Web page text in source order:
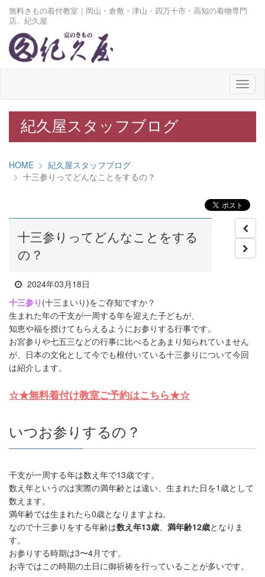
無料きもの着付教室｜岡山・倉敷・津山・四万十市・高知の着物専門
店、紀久屋
メ
ニ
ュ
紀久屋スタッフブログ
HOME
紀久屋スタッフブログ
十三参りってどんなことをするの？
十三参りってどんなことをする
の？
2024年03月18日
十三参り (十三まいり)をご存知ですか？
生まれた年の干支が一周する年を迎えた子どもが、
知恵や福を授けてもらえるようにお参りする行事です。
お宮参りや七五三などの行事に比べるとあまり知られていません
が、日本の文化として今でも根付いている十三参りについて今回
は紹介します。
☆★無料着付け教室ご予約はこちら★☆
いつお参りするの？
干支が一周する年は数え年で13歳です。
数え年というのは実際の満年齢とは違い、生まれた日を1歳として
数えます。
満年齢では生まれたら0歳となりますよね。
なので十三参りをする年齢は数え年13歳、 満年齢12歳となりま
す。
お参りする時期は3〜4月です。
お寺ではこの時期の土日に御祈祷を行っていることが多いです。